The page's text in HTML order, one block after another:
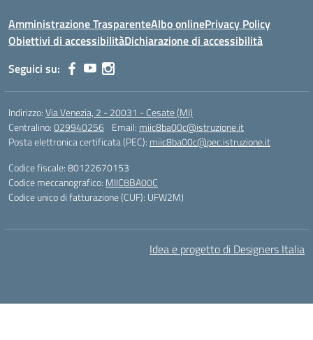
Amministrazione TrasparenteAlbo onlinePrivacy Policy
Obiettivi di accessibilitàDichiarazione di accessibilità
Seguici su:
Indirizzo:Via Venezia, 2 - 20031 - Cesate (MI)
Centralino:029940256 Email: miic8ba00c@istruzione.it
Posta elettronica certificata (PEC): miic8ba00c@pec.istruzione.it
Codice fiscale: 80122670153
Codice meccanografico: MIIC8BA00C
Codice unico di fatturazione (CUF): UFW2MJ
Idea e progetto di Designers Italia